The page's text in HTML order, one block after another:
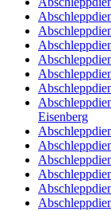
Eisenberg